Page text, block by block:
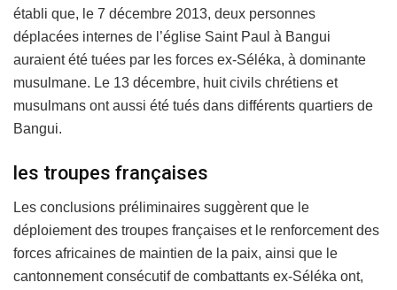
établi que, le 7 décembre 2013, deux personnes
déplacées internes de l’église Saint Paul à Bangui
auraient été tuées par les forces ex-Séléka, à dominante
musulmane. Le 13 décembre, huit civils chrétiens et
musulmans ont aussi été tués dans différents quartiers de
Bangui.
les troupes françaises
Les conclusions préliminaires suggèrent que le
déploiement des troupes françaises et le renforcement des
forces africaines de maintien de la paix, ainsi que le
cantonnement consécutif de combattants ex-Séléka ont,